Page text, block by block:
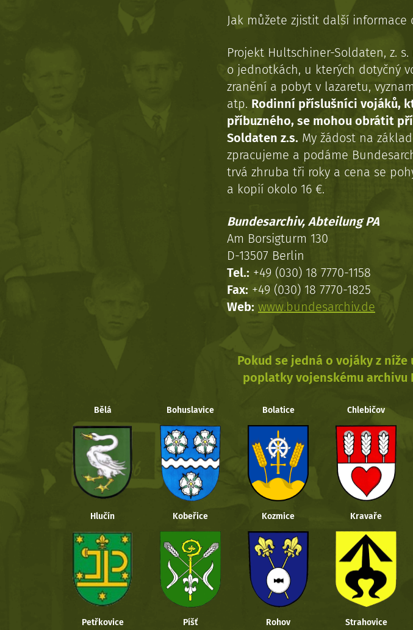
Jak můžete zjistit další informace
Projekt Hultschiner-Soldaten, z.
o jednotkách, u kterých dotyčný
zranění a pobyt v lazaretu,
atp. Rodinní příslušníci vojáků,
příbuzného, se mohou obrátit
Soldaten z.s. My žádost na
zpracujeme a podáme
trvá zhruba tři roky a cena se
a kopií okolo 16 €.
Bundesarchiv, Abteilung PA
Am Borsigturm 130
D-13507 Berlin
Tel.: +49 (030) 18 7770-1158
Fax: +49 (030) 18 7770-1825
Web: www.bundesarchiv.de
Pokud se jedná o vojáky z
poplatky vojenskému
Bělá Bohuslavice Bolatice Chlebičov
Hlučín Kobeřice Kozmice Kravaře
Petřkovice Píšť Rohov Strahovice